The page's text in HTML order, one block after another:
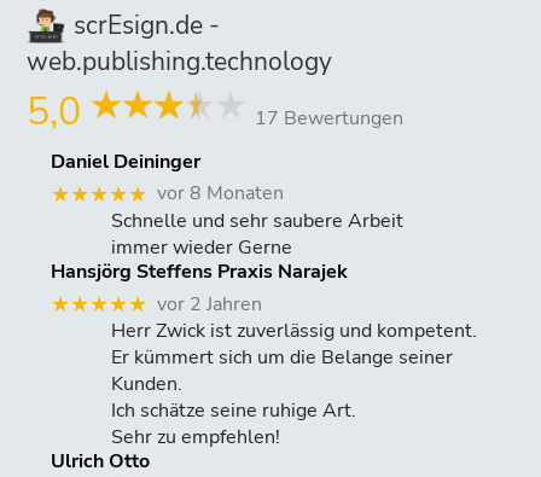
scrEsign.de -
web.publishing.technology
5,0
17 Bewertungen
Daniel Deininger
★★★★★ vor 8 Monaten
Schnelle und sehr saubere Arbeit
immer wieder Gerne
Hansjörg Steffens Praxis Narajek
★★★★★ vor 2 Jahren
Herr Zwick ist zuverlässig und kompetent.
Er kümmert sich um die Belange seiner
Kunden.
Ich schätze seine ruhige Art.
Sehr zu empfehlen!
Ulrich Otto